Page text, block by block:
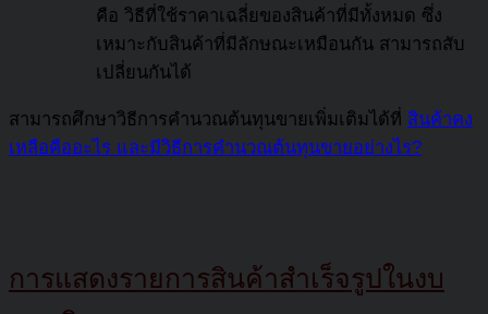
คือ วิธีที่ใช้ราคาเฉลี่ยของสินค้าที่มีทั้งหมด ซึ่ง
เหมาะกับสินค้าที่มีลักษณะเหมือนกัน สามารถสับ
เปลี่ยนกันได้
สามารถศึกษาวิธีการคำนวณต้นทุนขายเพิ่มเติมได้ที่ สินค้าคง
เหลือคืออะไร และมีวิธีการคำนวณต้นทุนขายอย่างไร?
การแสดงรายการสินค้าสำเร็จรูปในงบ